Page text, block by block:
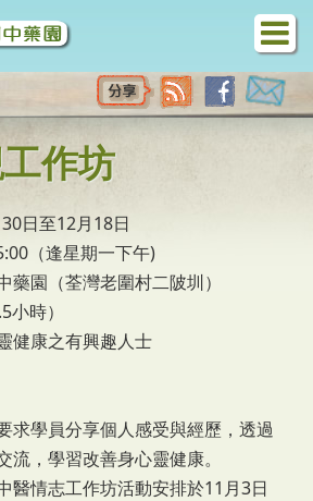
作坊
日至12月18日
（逢星期一下午)
藥園（荃灣老圍村二陂圳）
時）
健康之有興趣人士
求學員分享個人感受與經歷，透過
流，學習改善身心靈健康。
醫情志工作坊活動安排於11月3日